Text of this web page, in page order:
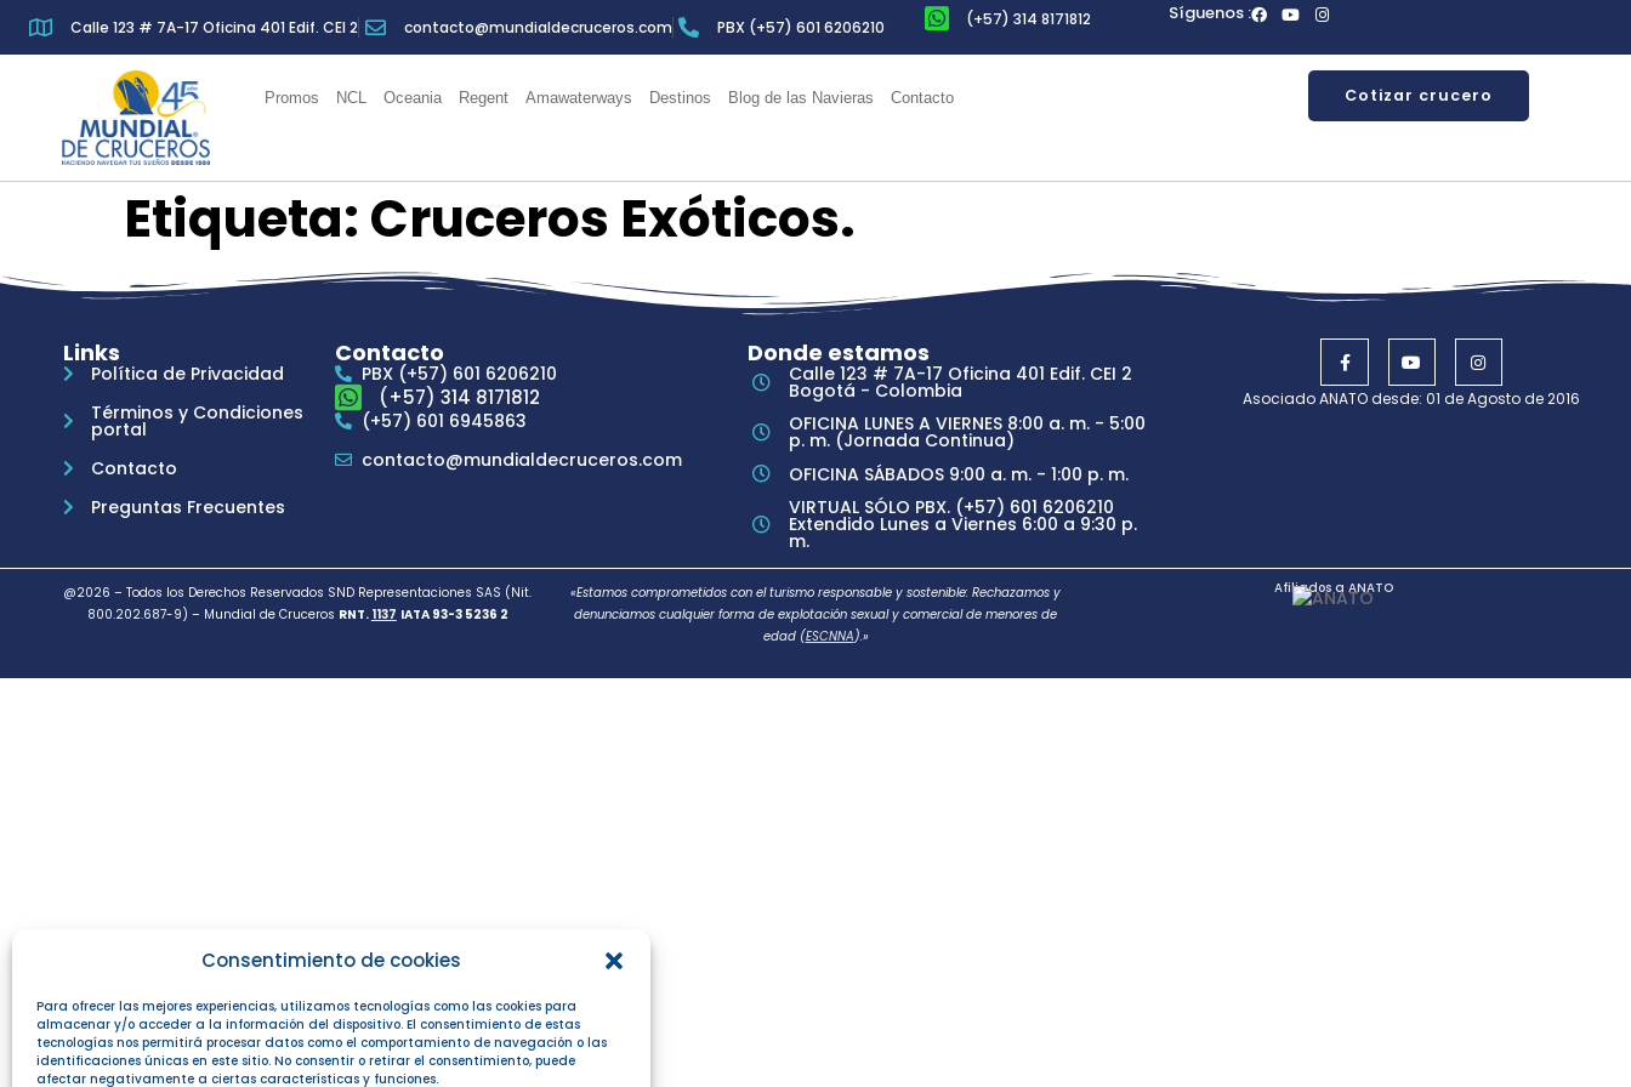
Consentimiento de cookies
Para ofrecer las mejores experiencias, utilizamos tecnologías como las cookies para
almacenar y/o acceder a la información del dispositivo. El consentimiento de estas
tecnologías nos permitirá procesar datos como el comportamiento de navegación o las
identificaciones únicas en este sitio. No consentir o retirar el consentimiento, puede
afectar negativamente a ciertas características y funciones.
Calle 123 # 7A-17 Oficina 401 Edif. CEI 2 contacto@mundialdecruceros.com PBX (+57) 601 6206210 (+57) 314 8171812 Síguenos :
Promos NCL Oceania Regent Amawaterways Destinos Blog de las Navieras Contacto Cotizar crucero
Etiqueta: Cruceros Exóticos.
Links
Política de Privacidad
Términos y Condiciones
portal
Contacto
Preguntas Frecuentes
Contacto
PBX (+57) 601 6206210
(+57) 314 8171812
(+57) 601 6945863
contacto@mundialdecruceros.com
Donde estamos
Calle 123 # 7A-17 Oficina 401 Edif. CEI 2
Bogotá - Colombia
OFICINA LUNES A VIERNES 8:00 a. m. - 5:00
p. m. (Jornada Continua)
OFICINA SÁBADOS 9:00 a. m. - 1:00 p. m.
VIRTUAL SÓLO PBX. (+57) 601 6206210
Extendido Lunes a Viernes 6:00 a 9:30 p.
m.
Asociado ANATO desde: 01 de Agosto de 2016
@2026 – Todos los Derechos Reservados SND Representaciones SAS (Nit.
800.202.687-9) – Mundial de Cruceros RNT. 1137 IATA 93-3 5236 2
«Estamos comprometidos con el turismo responsable y sostenible: Rechazamos y
denunciamos cualquier forma de explotación sexual y comercial de menores de
edad (ESCNNA).»
Afiliados a ANATO